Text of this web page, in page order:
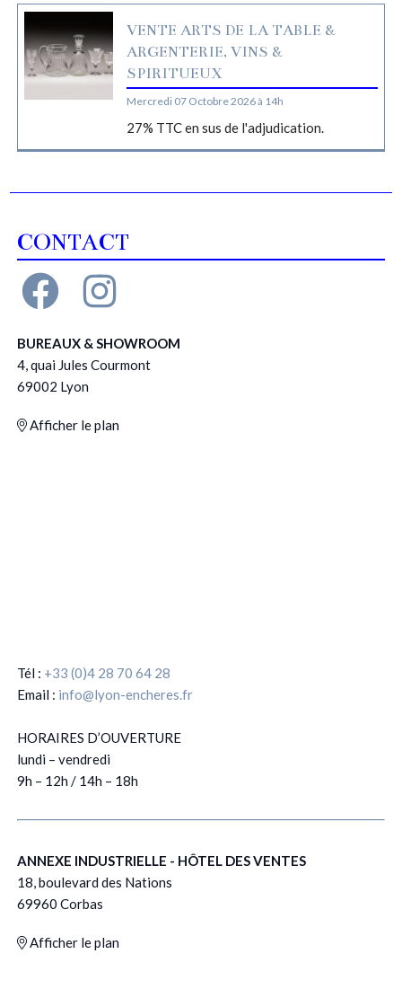
VENTE ARTS DE LA TABLE &
ARGENTERIE, VINS &
SPIRITUEUX
Mercredi 07 Octobre 2026 à 14h
27% TTC en sus de l'adjudication.
CONTACT
BUREAUX & SHOWROOM
4, quai Jules Courmont
69002 Lyon
Afficher le plan
Tél : +33 (0)4 28 70 64 28
Email : info@lyon-encheres.fr
HORAIRES D’OUVERTURE
lundi – vendredi
9h – 12h / 14h – 18h
ANNEXE INDUSTRIELLE - HÔTEL DES VENTES
18, boulevard des Nations
69960 Corbas
Afficher le plan